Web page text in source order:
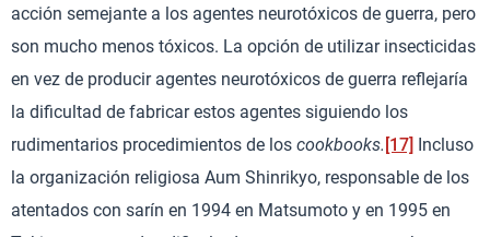
acción semejante a los agentes neurotóxicos de guerra, pero
son mucho menos tóxicos. La opción de utilizar insecticidas
en vez de producir agentes neurotóxicos de guerra reflejaría
la dificultad de fabricar estos agentes siguiendo los
rudimentarios procedimientos de los cookbooks. [17] Incluso
la organización religiosa Aum Shinrikyo, responsable de los
atentados con sarín en 1994 en Matsumoto y en 1995 en